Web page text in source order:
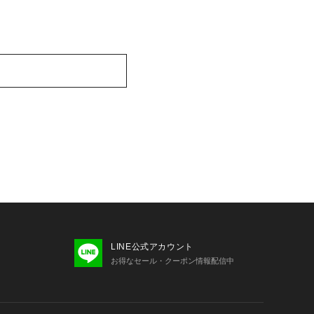
LINE公式アカウント
お得なセール・クーポン情報配信中